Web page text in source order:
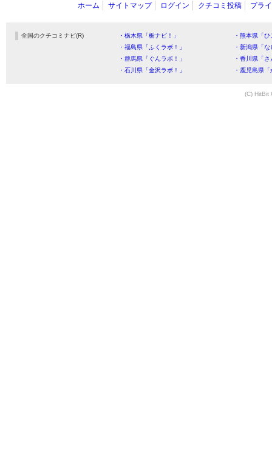
ホーム サイトマップ ログイン クチコミ投稿 プラ
全国のクチコミナビ(R) ・栃木県「栃ナビ！」
・熊本県「
・福島県「ふくラボ！」
・新潟県「
・群馬県「ぐんラボ！」
・香川県「
・石川県「金沢ラボ！」
・鹿児島県
(C) HitBit